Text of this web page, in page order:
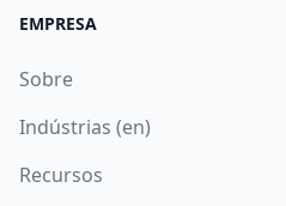
EMPRESA
Sobre
Indústrias (en)
Recursos